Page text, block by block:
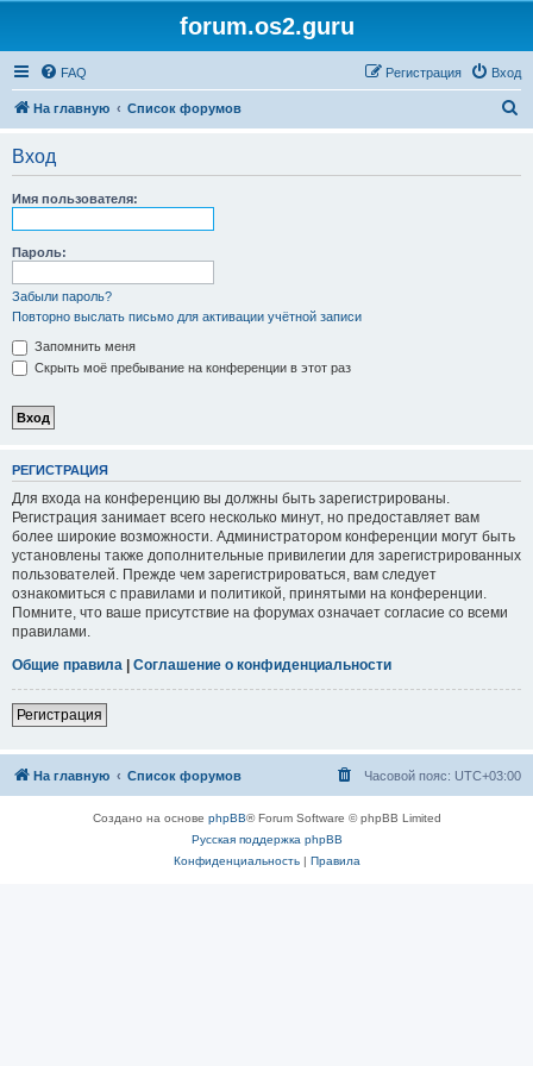
forum.os2.guru
FAQ Вход
Регистрация
На главную Список форумов
Вход
Имя пользователя:
Пароль:
Забыли пароль?
Повторно выслать письмо для активации учётной записи
Запомнить меня
Скрыть моё пребывание на конференции в этот раз
РЕГИСТРАЦИЯ
Для входа на конференцию вы должны быть зарегистрированы.
Регистрация занимает всего несколько минут, но предоставляет вам
более широкие возможности. Администратором конференции могут быть
установлены также дополнительные привилегии для зарегистрированных
пользователей. Прежде чем зарегистрироваться, вам следует
ознакомиться с правилами и политикой, принятыми на конференции.
Помните, что ваше присутствие на форумах означает согласие со всеми
правилами.
Общие правила | Соглашение о конфиденциальности
Регистрация
На главную Список форумов Часовой пояс: UTC+03:00
Создано на основе phpBB® Forum Software © phpBB Limited
Русская поддержка phpBB
Конфиденциальность| Правила